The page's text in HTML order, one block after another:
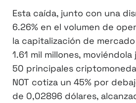
Esta caída, junto con una
6.26% en el volumen de
la capitalización de mercado
1.61 mil millones,
50 principales
NOT cotiza un 45% por
de 0,02896 dólares,